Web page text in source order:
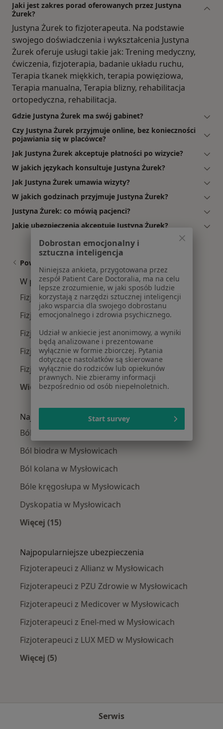
Jaki jest zakres porad oferowanych przez Justyna
Żurek?
Justyna Żurek to fizjoterapeuta. Na podstawie
swojego doświadczenia i wykształcenia Justyna
Żurek oferuje usługi takie jak: Trening medyczny,
ćwiczenia, fizjoterapia, badanie układu ruchu,
Terapia tkanek miękkich, terapia powięziowa,
Terapia manualna, Terapia blizny, rehabilitacja
ortopedyczna, rehabilitacja.
Gdzie Justyna Żurek ma swój gabinet?
Czy Justyna Żurek przyjmuje online, bez konieczności
pojawiania się w placówce?
Jak Justyna Żurek akceptuje płatności po wizycie?
W jakich językach konsultuje Justyna Żurek?
Jak Justyna Żurek umawia wizyty?
W jakich godzinach przyjmuje Justyna Żurek?
Justyna Żurek: co mówią pacjenci?
Jakie ubezpieczenia akceptuje Justyna Żurek?
Powiązane wyszukiwania
W pobliżu Mysłowic
Fizjoterapeuci w Katowicach
Fizjoterapeuci w Gliwicach
Fizjoterapeuci w Bielsku-Białej
Fizjoterapeuci w Sosnowcu
Fizjoterapeuci w Chorzowie
Więcej (14)
Najczęście leczone choroby
Ból barku w Mysłowicach
Ból biodra w Mysłowicach
Ból kolana w Mysłowicach
Bóle kręgosłupa w Mysłowicach
Dyskopatia w Mysłowicach
Więcej (15)
Najpopularniejsze ubezpieczenia
Fizjoterapeuci z Allianz w Mysłowicach
Fizjoterapeuci z PZU Zdrowie w Mysłowicach
Fizjoterapeuci z Medicover w Mysłowicach
Fizjoterapeuci z Enel-med w Mysłowicach
Fizjoterapeuci z LUX MED w Mysłowicach
Więcej (5)
Serwis
Dobrostan emocjonalny i
sztuczna inteligencja
Niniejsza ankieta, przygotowana przez
zespół Patient Care Doctoralia, ma na celu
lepsze zrozumienie, w jaki sposób ludzie
korzystają z narzędzi sztucznej inteligencji
jako wsparcia dla swojego dobrostanu
emocjonalnego i zdrowia psychicznego.
Udział w ankiecie jest anonimowy, a wyniki
będą analizowane i prezentowane
wyłącznie w formie zbiorczej. Pytania
dotyczące nastolatków są skierowane
wyłącznie do rodziców lub opiekunów
prawnych. Nie zbieramy informacji
bezpośrednio od osób niepełnoletnich.
Start survey